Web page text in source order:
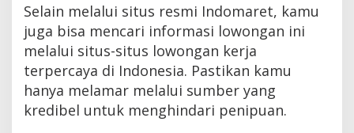
Selain melalui situs resmi Indomaret, kamu
juga bisa mencari informasi lowongan ini
melalui situs-situs lowongan kerja
terpercaya di Indonesia. Pastikan kamu
hanya melamar melalui sumber yang
kredibel untuk menghindari penipuan.